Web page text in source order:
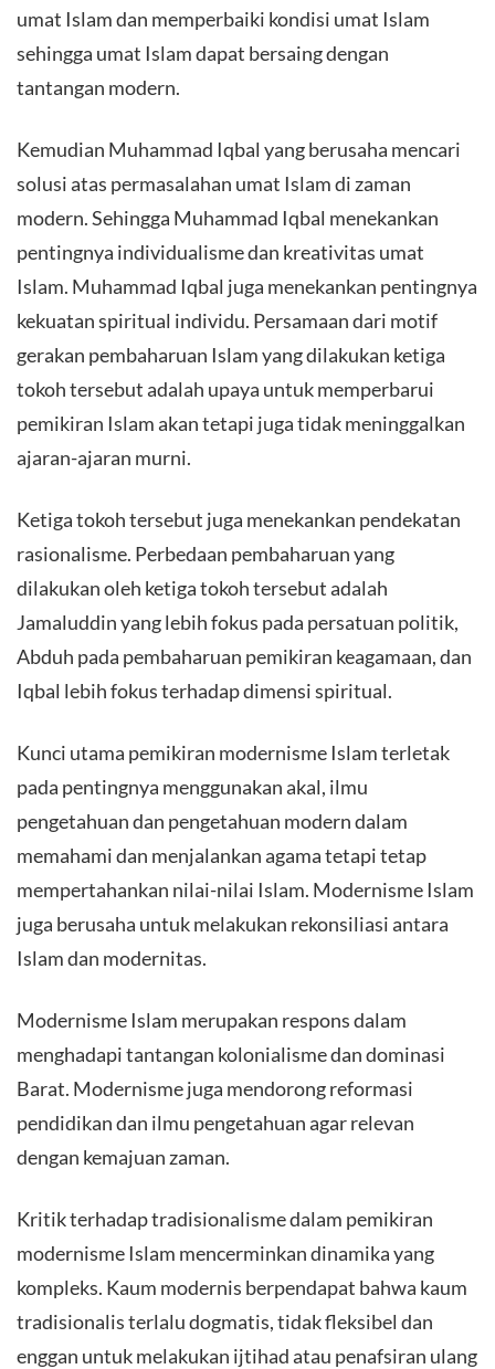
umat Islam dan memperbaiki kondisi umat Islam
sehingga umat Islam dapat bersaing dengan
tantangan modern.
Kemudian Muhammad Iqbal yang berusaha mencari
solusi atas permasalahan umat Islam di zaman
modern. Sehingga Muhammad Iqbal menekankan
pentingnya individualisme dan kreativitas umat
Islam. Muhammad Iqbal juga menekankan pentingnya
kekuatan spiritual individu. Persamaan dari motif
gerakan pembaharuan Islam yang dilakukan ketiga
tokoh tersebut adalah upaya untuk memperbarui
pemikiran Islam akan tetapi juga tidak meninggalkan
ajaran-ajaran murni.
Ketiga tokoh tersebut juga menekankan pendekatan
rasionalisme. Perbedaan pembaharuan yang
dilakukan oleh ketiga tokoh tersebut adalah
Jamaluddin yang lebih fokus pada persatuan politik,
Abduh pada pembaharuan pemikiran keagamaan, dan
Iqbal lebih fokus terhadap dimensi spiritual.
Kunci utama pemikiran modernisme Islam terletak
pada pentingnya menggunakan akal, ilmu
pengetahuan dan pengetahuan modern dalam
memahami dan menjalankan agama tetapi tetap
mempertahankan nilai-nilai Islam. Modernisme Islam
juga berusaha untuk melakukan rekonsiliasi antara
Islam dan modernitas.
Modernisme Islam merupakan respons dalam
menghadapi tantangan kolonialisme dan dominasi
Barat. Modernisme juga mendorong reformasi
pendidikan dan ilmu pengetahuan agar relevan
dengan kemajuan zaman.
Kritik terhadap tradisionalisme dalam pemikiran
modernisme Islam mencerminkan dinamika yang
kompleks. Kaum modernis berpendapat bahwa kaum
tradisionalis terlalu dogmatis, tidak fleksibel dan
enggan untuk melakukan ijtihad atau penafsiran ulang